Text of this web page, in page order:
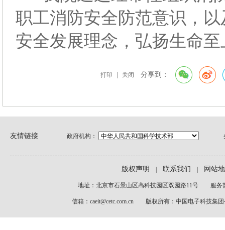
职工消防安全防范意识，
安全发展理念，弘扬生命
打印 关闭 分享到：
友情链接 政府机构：
版权声明 联系我们 网站
地址：北京市石景山区高科技园区双园路11号 服务
信箱：caeit@cetc.com.cn 版权所有：中国电子科技集